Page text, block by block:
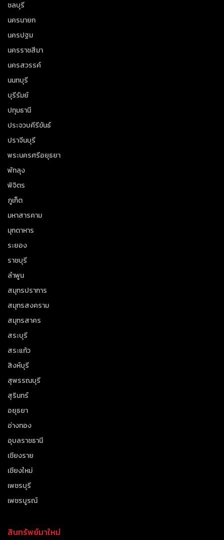
ชลบุรี
นครนายก
นครปฐม
นครราชสีมา
นครสวรรค์
นนทบุรี
บุรีรัมย์
ปทุมธานี
ประจวบคีรีขันธ์
ปราจีนบุรี
พระนครศรีอยุธยา
พัทลุง
พิจิตร
ภูเก็ต
มหาสารคาม
มุกดาหาร
ระยอง
ราชบุรี
ลำพูน
สมุทรปราการ
สมุทรสงคราม
สมุทรสาคร
สระบุรี
สระแก้ว
สิงห์บุรี
สุพรรณบุรี
สุรินทร์
อยุธยา
อ่างทอง
อุบลราชธานี
เชียงราย
เชียงใหม่
เพชรบุรี
เพชรบูรณ์
สินทรัพย์มาใหม่